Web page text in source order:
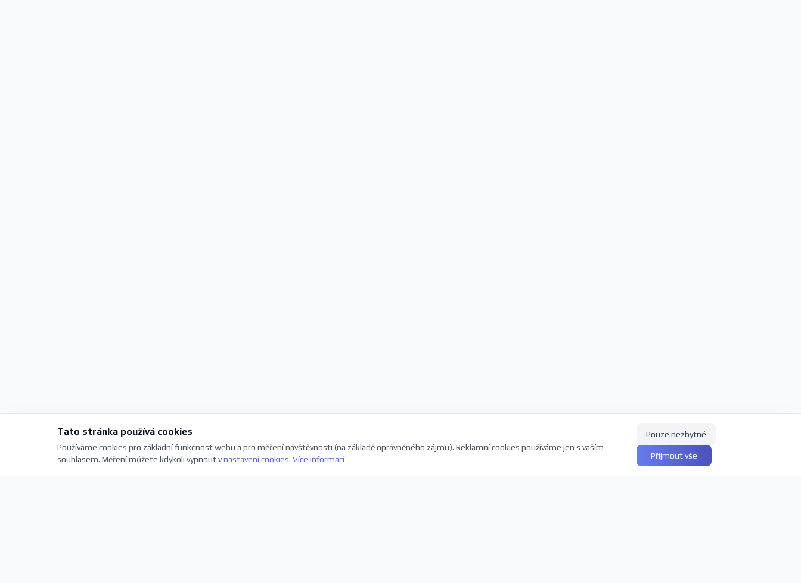
Tato stránka používá cookies
Používáme cookies pro základní funkčnost webu a pro měření návštěvnosti (na základě oprávněného zájmu). Reklamní cookies používáme jen s vaším
souhlasem. Měření můžete kdykoli vypnout vnastavení cookies. Více informací
Pouze nezbytné
Přijmout vše